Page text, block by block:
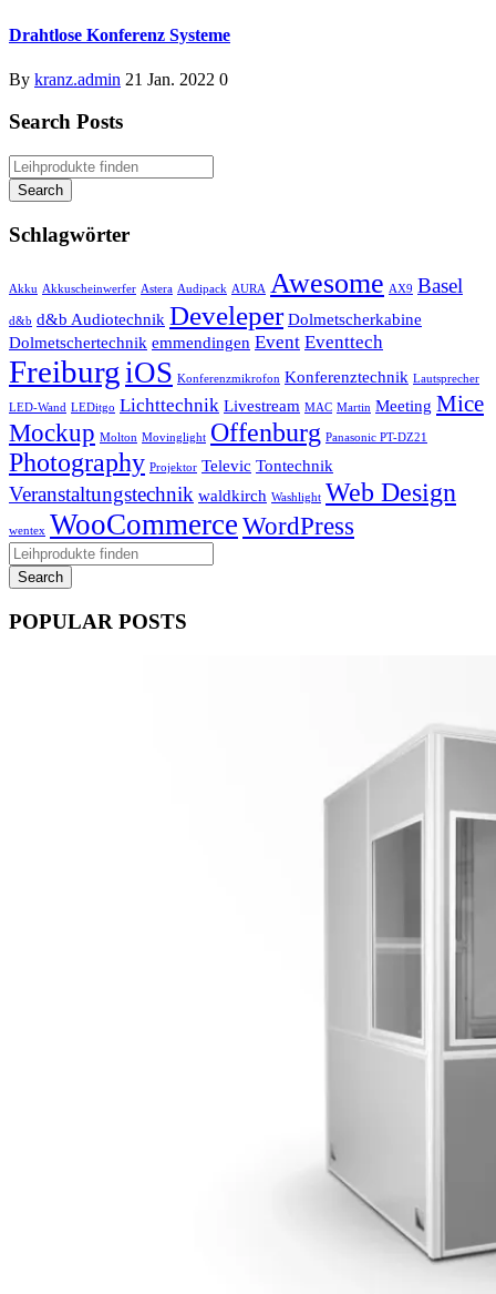
Drahtlose Konferenz Systeme
By kranz.admin 21 Jan. 2022 0
Search Posts
Schlagwörter
Akku Akkuscheinwerfer Astera Audipack AURA Awesome AX9 Basel
d&b d&b Audiotechnik Develeper Dolmetscherkabine
Dolmetschertechnik emmendingen Event Eventtech
FreiburgiOS Konferenzmikrofon Konferenztechnik Lautsprecher
LED-Wand LEDitgo Lichttechnik Livestream MAC Martin Meeting Mice
Mockup Molton Movinglight Offenburg Panasonic PT-DZ21
Photography Projektor Televic Tontechnik
Veranstaltungstechnik waldkirch Washlight Web Design
wentex WooCommerce WordPress
POPULAR POSTS